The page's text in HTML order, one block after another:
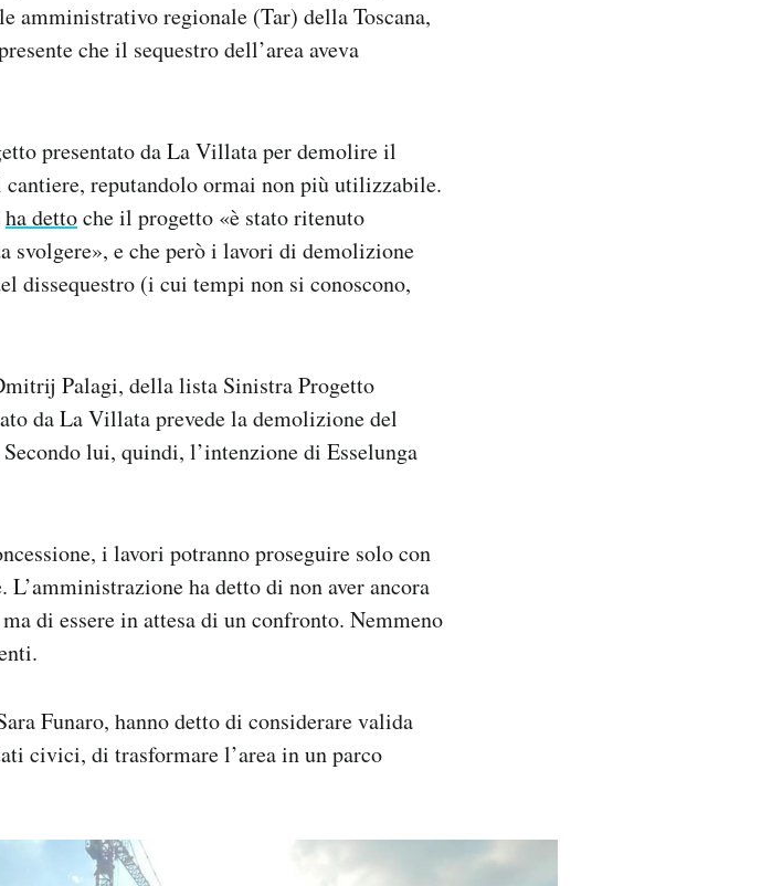
amministrativo regionale (Tar) della Toscana,
che il sequestro dell’area aveva
presentato da La Villata per demolire il
reputandolo ormai non più utilizzabile.
ha dettoche il progetto «è stato ritenuto
e che però i lavori di demolizione
dissequestro (i cui tempi non si conoscono,
Palagi, della lista Sinistra Progetto
da La Villata prevede la demolizione del
lui, quindi, l’intenzione di Esselunga
i lavori potranno proseguire solo con
L’amministrazione ha detto di non aver ancora
di essere in attesa di un confronto. Nemmeno
Funaro, hanno detto di considerare valida
civici, di trasformare l’area in un parco